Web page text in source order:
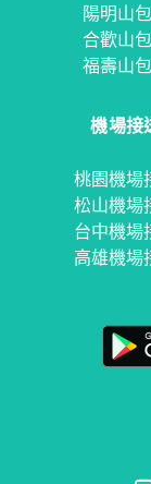
陽明山
合歡山
福壽山
機場接
桃園機場
松山機場
台中機場
高雄機場